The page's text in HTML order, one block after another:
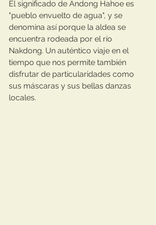
El significado de Andong Hahoe es
"pueblo envuelto de agua", y se
denomina así porque la aldea se
encuentra rodeada por el río
Nakdong. Un auténtico viaje en el
tiempo que nos permite también
disfrutar de particularidades como
sus máscaras y sus bellas danzas
locales.